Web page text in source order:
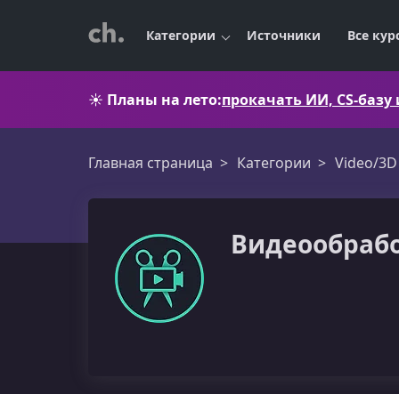
Категории Источники Все
☀️ Планы на лето:прокачать ИИ, CS-
Главная страница Категории Video/3D